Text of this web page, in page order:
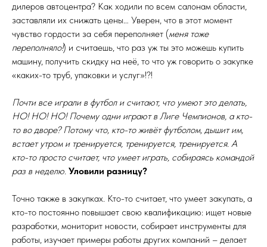
дилеров автоцентра? Как ходили по всем салонам области,
заставляли их снижать цены… Уверен, что в этот момент
чувство гордости за себя переполняет (меня тоже
переполняло!) и считаешь, что раз уж ты это можешь купить
машину, получить скидку на неё, то что уж говорить о закупке
«каких-то труб, упаковки и услуг»!?!
Почти все играли в футбол и считают, что умеют это делать,
НО! НО! НО! Почему одни играют в Лиге Чемпионов, а кто-
то во дворе? Потому что, кто-то живёт футболом, дышит им,
встает утром и тренируется, тренируется, тренируется. А
кто-то просто считает, что умеет играть, собираясь командой
раз в неделю. Уловили разницу?
Точно также в закупках. Кто-то считает, что умеет закупать, а
кто-то постоянно повышает свою квалификацию: ищет новые
разработки, мониторит новости, собирает инструменты для
работы, изучает примеры работы других компаний – делает